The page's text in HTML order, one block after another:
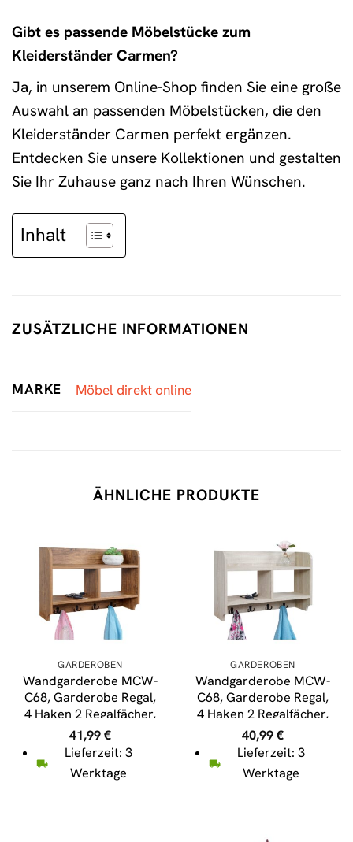
Gibt es passende Möbelstücke zum
Kleiderständer Carmen?
Ja, in unserem Online-Shop finden Sie eine große
Auswahl an passenden Möbelstücken, die den
Kleiderständer Carmen perfekt ergänzen.
Entdecken Sie unsere Kollektionen und gestalten
Sie Ihr Zuhause ganz nach Ihren Wünschen.
Inhalt
ZUSÄTZLICHE INFORMATIONEN
MARKE Möbel direkt online
ÄHNLICHE PRODUKTE
GARDEROBEN
Wandgarderobe MCW-
C68, Garderobe Regal,
4 Haken 2 Regalfächer,
41x60x19cm 3D-
Struktur ~ Wildeiche-
Optik
41,99€
Lieferzeit: 3
Werktage
GARDEROBEN
Wandgarderobe MCW-
C68, Garderobe Regal,
4 Haken 2 Regalfächer,
41x60x19cm 3D-
Struktur ~ Eiche-Optik
40,99€
Lieferzeit: 3
Werktage